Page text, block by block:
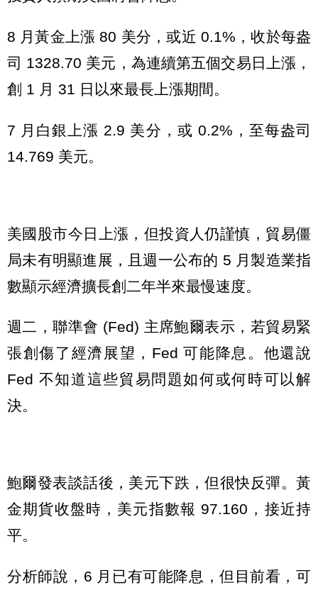
8 月黃金上漲 80 美分，或近 0.1%，收於每盎
司 1328.70 美元，為連續第五個交易日上漲，
創 1 月 31 日以來最長上漲期間。
7 月白銀上漲 2.9 美分，或 0.2%，至每盎司
14.769 美元。
美國股市今日上漲，但投資人仍謹慎，貿易僵
局未有明顯進展，且週一公布的 5 月製造業指
數顯示經濟擴長創二年半來最慢速度。
週二，聯準會 (Fed) 主席鮑爾表示，若貿易緊
張創傷了經濟展望，Fed 可能降息。他還說
Fed 不知道這些貿易問題如何或何時可以解
決。
鮑爾發表談話後，美元下跌，但很快反彈。黃
金期貨收盤時，美元指數報 97.160，接近持
平。
分析師說，6 月已有可能降息，但目前看，可